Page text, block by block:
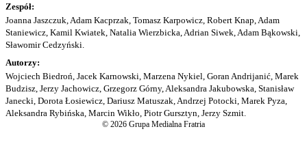
Zespół:
Joanna Jaszczuk, Adam Kacprzak, Tomasz Karpowicz, Robert Knap, Adam
Staniewicz, Kamil Kwiatek, Natalia Wierzbicka, Adrian Siwek, Adam Bąkowski,
Sławomir Cedzyński.
Autorzy:
Wojciech Biedroń, Jacek Karnowski, Marzena Nykiel, Goran Andrijanić, Marek
Budzisz, Jerzy Jachowicz, Grzegorz Górny, Aleksandra Jakubowska, Stanisław
Janecki, Dorota Łosiewicz, Dariusz Matuszak, Andrzej Potocki, Marek Pyza,
Aleksandra Rybińska, Marcin Wikło, Piotr Gursztyn, Jerzy Szmit.
© 2026 Grupa Medialna Fratria